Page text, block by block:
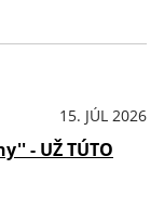
15. JÚL 2026
- UŽ TÚTO